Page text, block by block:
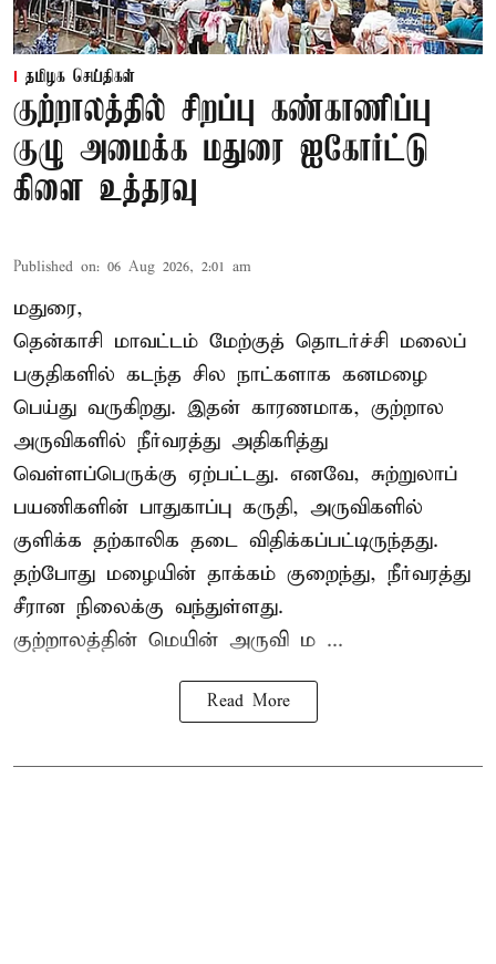
தமிழக செய்திகள்
குற்றாலத்தில் சிறப்பு கண்காணிப்பு
குழு அமைக்க மதுரை ஐகோர்ட்டு
கிளை உத்தரவு
Published on: 06 Aug 2026, 2:01 am
மதுரை,
தென்காசி மாவட்டம் மேற்குத் தொடர்ச்சி மலைப்
பகுதிகளில் கடந்த சில நாட்களாக கனமழை
பெய்து வருகிறது. இதன் காரணமாக, குற்றால
அருவிகளில் நீர்வரத்து அதிகரித்து
வெள்ளப்பெருக்கு ஏற்பட்டது. எனவே, சுற்றுலாப்
பயணிகளின் பாதுகாப்பு கருதி, அருவிகளில்
குளிக்க தற்காலிக தடை விதிக்கப்பட்டிருந்தது.
தற்போது மழையின் தாக்கம் குறைந்து, நீர்வரத்து
சீரான நிலைக்கு வந்துள்ளது.
குற்றாலத்தின் மெயின் அருவி ம ...
Read More